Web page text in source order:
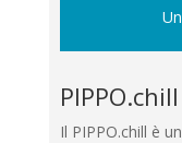
PIPPO.chill
Il PIPPO.chill è